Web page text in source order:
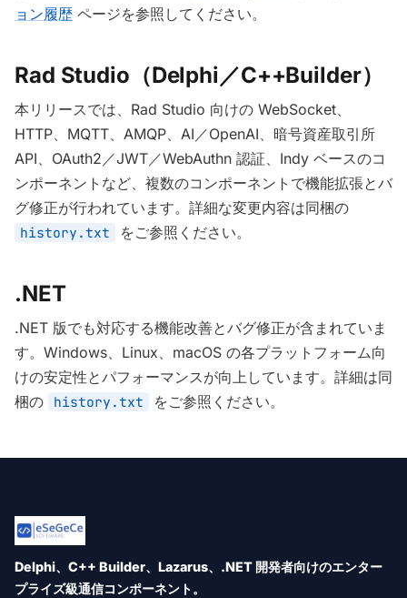
ョン履歴 ページを参照してください。
Rad Studio（Delphi／C++Builder）
本リリースでは、Rad Studio 向けの WebSocket、
HTTP、MQTT、AMQP、AI／OpenAI、暗号資産取引所
API、OAuth2／JWT／WebAuthn 認証、Indy ベースのコ
ンポーネントなど、複数のコンポーネントで機能拡張とバ
グ修正が行われています。詳細な変更内容は同梱の
history.txt をご参照ください。
.NET
.NET 版でも対応する機能改善とバグ修正が含まれていま
す。Windows、Linux、macOS の各プラットフォーム向
けの安定性とパフォーマンスが向上しています。詳細は同
梱の
history.txt をご参照ください。
Delphi、C++ Builder、Lazarus、.NET 開発者向けのエンター
プライズ級通信コンポーネント。